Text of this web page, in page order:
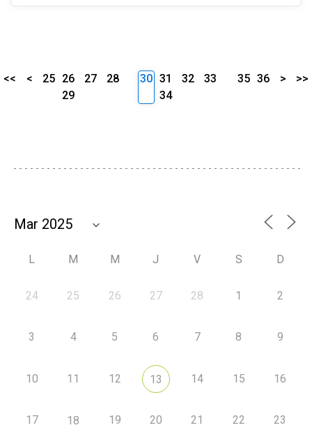
<< < 25 26 27
28
29
30 31 32
33
34
35 36 > >>
L M M J V S D
24 25 26 27 28 1 2
3 4 5 6 7 8 9
10 11 12 13 14 15 16
17 18 19 20 21 22 23